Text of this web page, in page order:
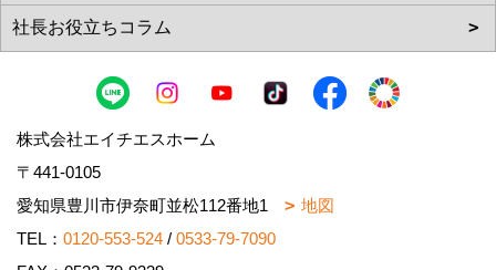
株式会社エイチエスホーム
〒441-0105
愛知県豊川市伊奈町並松112番地1
地図
TEL： 0120-553-524 / 0533-79-7090